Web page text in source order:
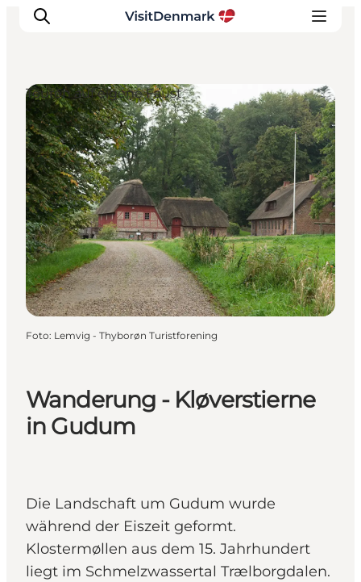
Inspiration
Regionen
Erlebnisse
Unterkünfte
Reiseplanung
Wanderung - Kløverstierne
in Gudum
Die Landschaft um Gudum wurde
während der Eiszeit geformt.
Klostermøllen aus dem 15. Jahrhundert
liegt im Schmelzwassertal Trælborgdalen.
Touren auf eigene Faust
Foto: Lemvig - Thyborøn Turistforening